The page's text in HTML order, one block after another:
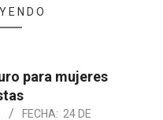
para mujeres
FECHA: 24 DE